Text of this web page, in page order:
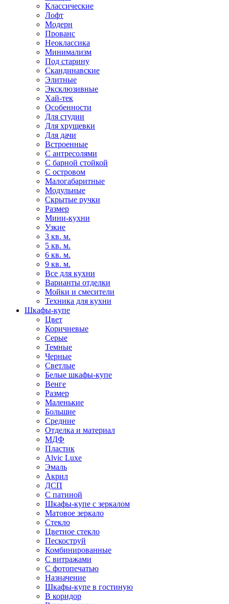
Классические
Лофт
Модерн
Прованс
Неоклассика
Минимализм
Под старину
Скандинавские
Элитные
Эксклюзивные
Хай-тек
Особенности
Для студии
Для хрущевки
Для дачи
Встроенные
С антресолями
С барной стойкой
С островом
Малогабаритные
Модульные
Скрытые ручки
Размер
Мини-кухни
Узкие
3 кв. м.
5 кв. м.
6 кв. м.
9 кв. м.
Все для кухни
Варианты отделки
Мойки и смесители
Техника для кухни
Шкафы-купе
Цвет
Коричневые
Серые
Темные
Черные
Светлые
Белые шкафы-купе
Венге
Размер
Маленькие
Большие
Средние
Отделка и материал
МДФ
Пластик
Alvic Luxe
Эмаль
Акрил
ДСП
С патиной
Шкафы-купе с зеркалом
Матовое зеркало
Стекло
Цветное стекло
Пескоструй
Комбинированные
С витражами
С фотопечатью
Назначение
Шкафы-купе в гостиную
В коридор